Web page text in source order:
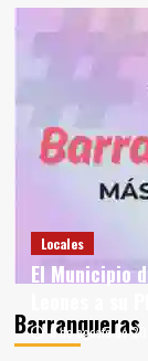
Barranqueras
Locales
El Municipio
6 de agosto de